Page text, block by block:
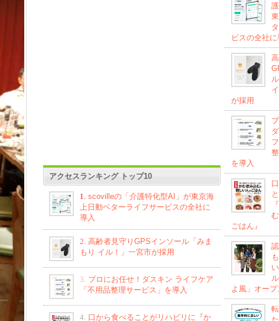
アクセスランキング トップ10
1.
scovilleの「介護特化型AI」が東京海
上日動ベターライフサービスの全社に
導入
2. 高齢者見守りGPSインソール「みま
もり イル！」一宮市が採用
3. プロにお任せ！ダスキン ライフケア
「不用品整理サービス」を導入
4. 口から食べることがリハビリに『か
ビスの全社に
が採用
を導入
ごはん』
よ風」オープ